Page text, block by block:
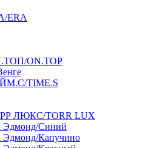
ERA
ON.TOP
TIME.S
ЛЮКС/TORR LUX
Эдмонд/Синий
Эдмонд/Капучино